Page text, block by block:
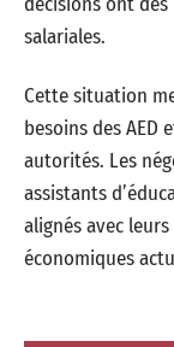
salariales.
Cette situation
besoins des AED
autorités. Les
assistants
alignés avec
économiques